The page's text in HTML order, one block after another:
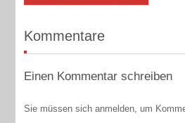
Kommentare
Einen Kommentar schreiben
Sie müssen sich anmelden, um